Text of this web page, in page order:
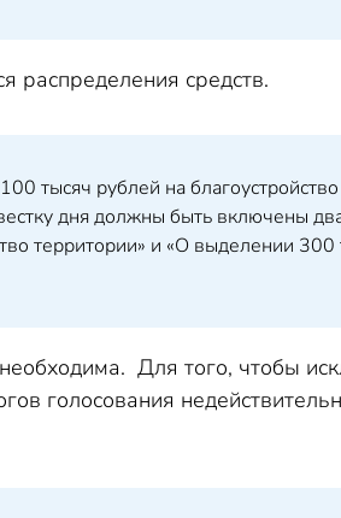
распределения средств.
тысяч рублей на благоустройство
дня должны быть включены
территории» и «О выделении 300
Для того, чтобы
голосования